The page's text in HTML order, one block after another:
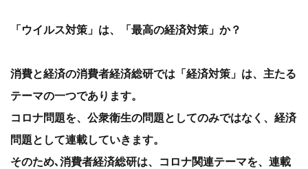
「ウイルス対策」は、「最高の経済対策」か？
消費と経済の消費者経済総研では「経済対策」は、主たる
テーマの一つであります。
コロナ問題を、公衆衛生の問題としてのみではなく、経済
問題として連載していきます。
そのため､消費者経済総研は、コロナ関連テーマを、連載